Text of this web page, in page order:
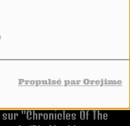
Propulsé par Orejime
le-Temple)
• Camila Sierra
"Chronicles Of The